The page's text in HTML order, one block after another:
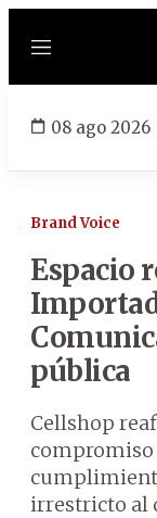
Menú
08 ago 2026
Brand Voice
Espacio
pública
Cellshop
compromiso
irrestricto al